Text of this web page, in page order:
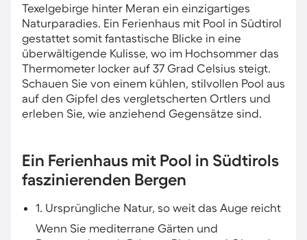
Texelgebirge hinter Meran ein einzigartiges
Naturparadies. Ein Ferienhaus mit Pool in Südtirol
gestattet somit fantastische Blicke in eine
überwältigende Kulisse, wo im Hochsommer das
Thermometer locker auf 37 Grad Celsius steigt.
Schauen Sie von einem kühlen, stilvollen Pool aus
auf den Gipfel des vergletscherten Ortlers und
erleben Sie, wie anziehend Gegensätze sind.
Ein Ferienhaus mit Pool in Südtirols
faszinierenden Bergen
1. Ursprüngliche Natur, so weit das Auge reicht
Wenn Sie mediterrane Gärten und